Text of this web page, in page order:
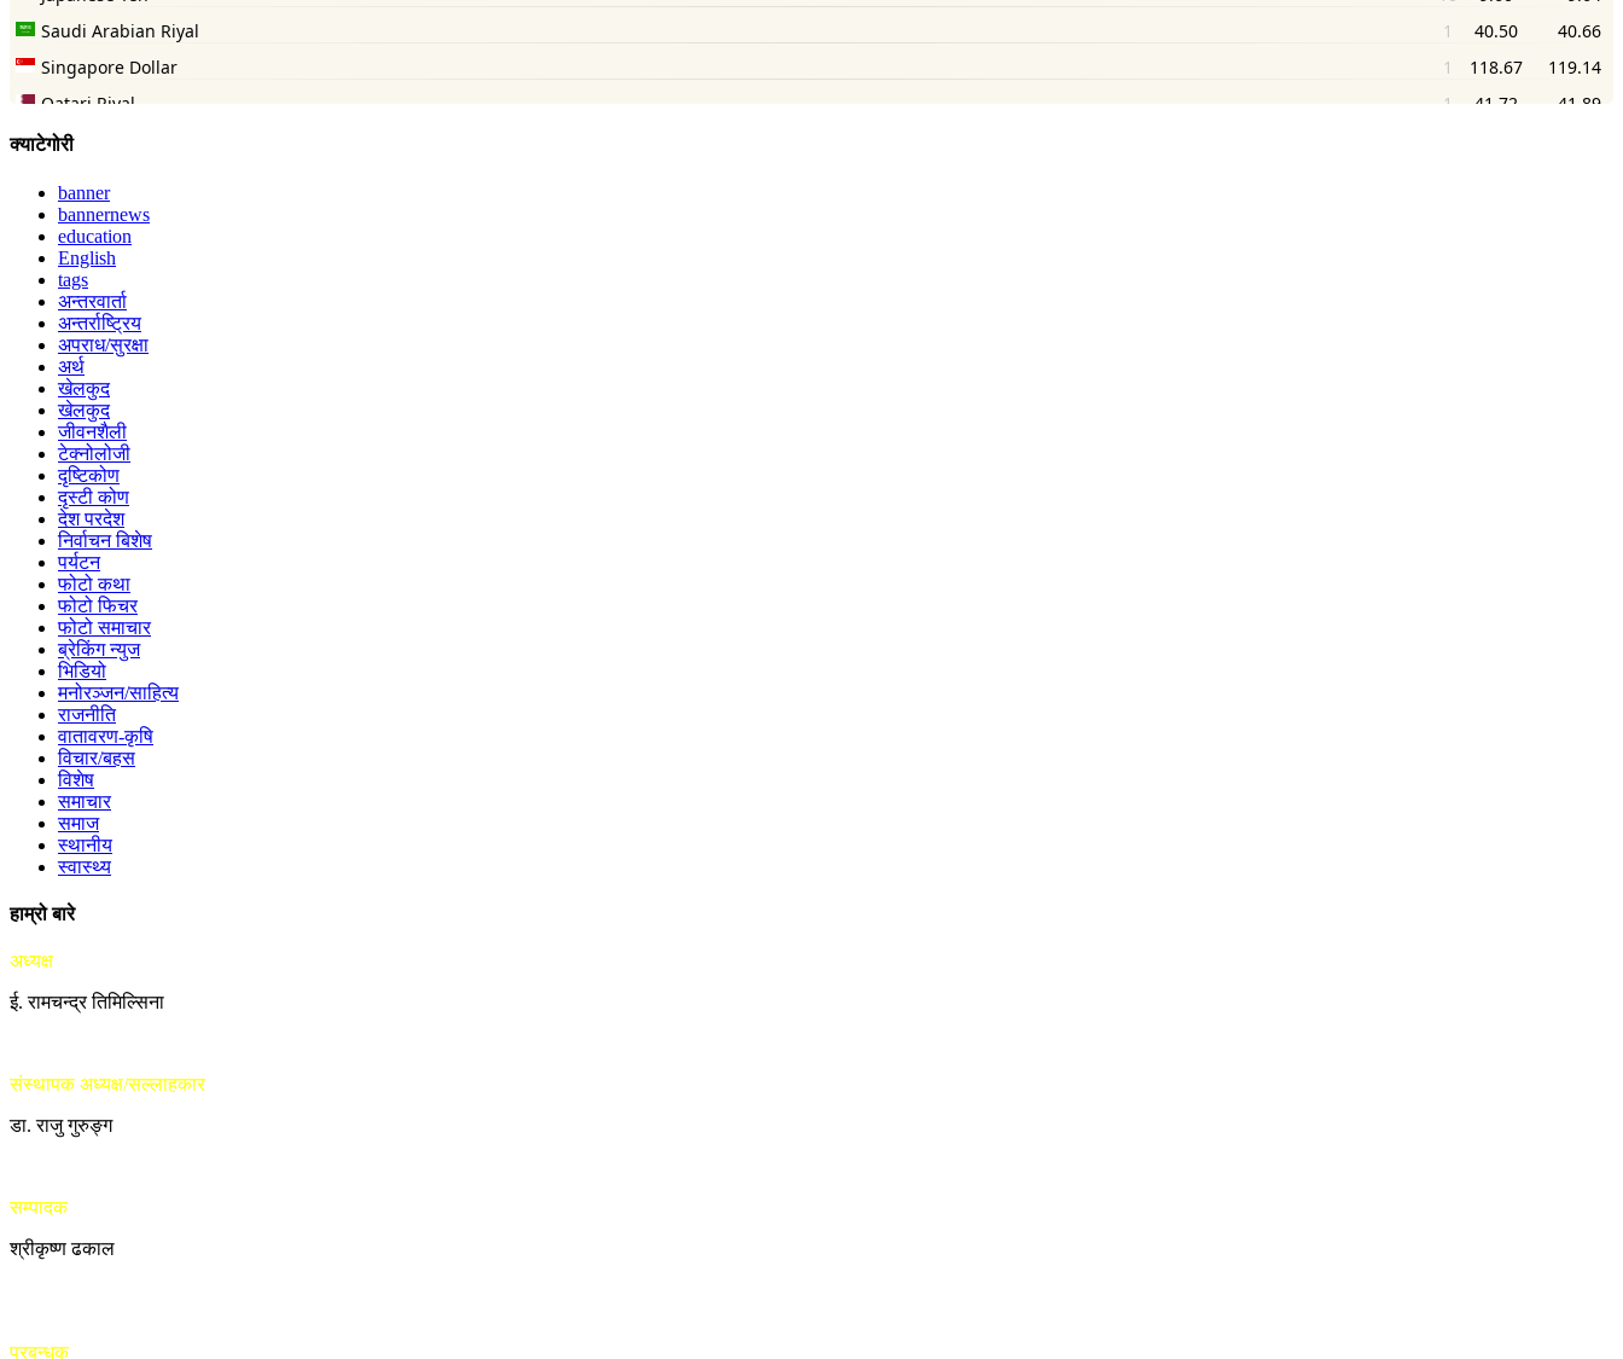
क्याटेगोरी
banner
bannernews
education
English
tags
अन्तरवार्ता
अन्तर्राष्ट्रिय
अपराध/सुरक्षा
अर्थ
खेलकुद
खेलकुद
जीवनशैली
टेक्नोलोजी
दृष्टिकोण
दृस्टी कोण
देश परदेश
निर्वाचन बिशेष
पर्यटन
फोटो कथा
फोटो फिचर
फोटो समाचार
ब्रेकिंग न्युज
भिडियो
मनोरञ्जन/साहित्य
राजनीति
वातावरण-कृषि
विचार/बहस
विशेष
समाचार
समाज
स्थानीय
स्वास्थ्य
हाम्रो बारे
अध्यक्ष
ई. रामचन्द्र तिमिल्सिना
संस्थापक अध्यक्ष/सल्लाहकार
डा. राजु गुरुङ्ग
सम्पादक
श्रीकृष्ण ढकाल
प्रबन्धक